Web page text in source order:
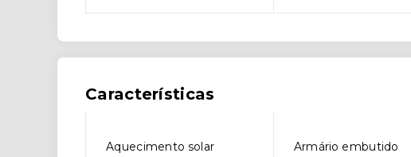
Características
Aquecimento solar Armário embutido